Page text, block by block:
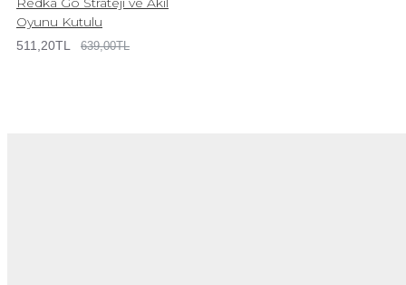
Oyunu Kutulu
511,20TL 639,00TL